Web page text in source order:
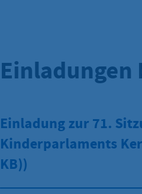
Einladung zur 71.
Kinderparlaments
KB))